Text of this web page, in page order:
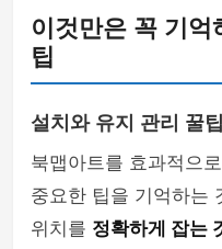
이것만은 꼭 기
팁
설치와 유지 관리 꿀팁
북맵아트를 효과적으
중요한 팁을 기억하는
위치를 정확하게 잡는